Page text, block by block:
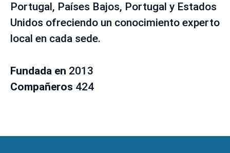
Portugal, Países Bajos, Portugal y Estados
Unidos ofreciendo un conocimiento experto
local en cada sede.
Fundada en 2013
Compañeros 424